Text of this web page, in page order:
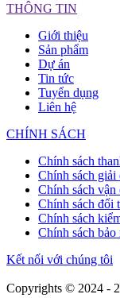
THÔNG TIN
Giới thiệu
Sản phẩm
Dự án
Tin tức
Tuyển dụng
Liên hệ
CHÍNH SÁCH
Chính sách
Chính sách giải
Chính sách vận
Chính sách đổi
Chính sách
Chính sách bảo
Kết nối với chúng tôi
Copyrights © 2024 -